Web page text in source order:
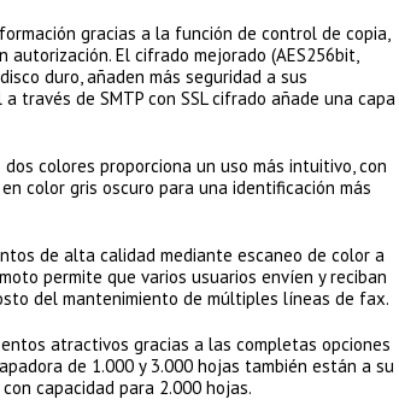
gracias a la función de control de copia,
El cifrado mejorado (AES256bit,
duro, añaden más seguridad a sus
través de SMTP con SSL cifrado añade una capa
colores proporciona un uso más intuitivo, con
color gris oscuro para una identificación más
de alta calidad mediante escaneo de color a
permite que varios usuarios envíen y reciban
del mantenimiento de múltiples líneas de fax.
atractivos gracias a las completas opciones
de 1.000 y 3.000 hojas también están a su
capacidad para 2.000 hojas.